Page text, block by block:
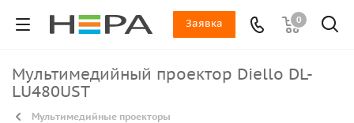
0
Заявка
Мультимедийный проектор Diello DL-
LU480UST
Мультимедийные проекторы